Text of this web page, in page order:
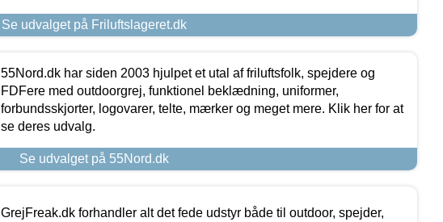
Se udvalget på Friluftslageret.dk
55Nord.dk har siden 2003 hjulpet et utal af friluftsfolk, spejdere og
FDFere med outdoorgrej, funktionel beklædning, uniformer,
forbundsskjorter, logovarer, telte, mærker og meget mere. Klik her for at
se deres udvalg.
Se udvalget på 55Nord.dk
GrejFreak.dk forhandler alt det fede udstyr både til outdoor, spejder,